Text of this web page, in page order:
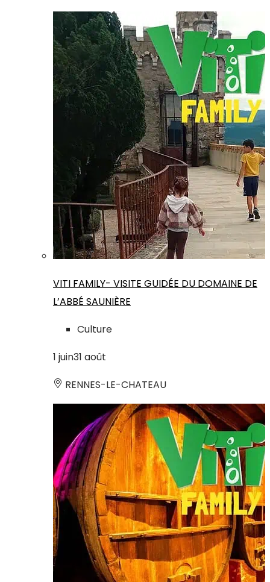
VITI FAMILY- VISITE GUIDÉE DU DOMAINE DE
L’ABBÉ SAUNIÈRE
Culture
1 juin31 août
RENNES-LE-CHATEAU